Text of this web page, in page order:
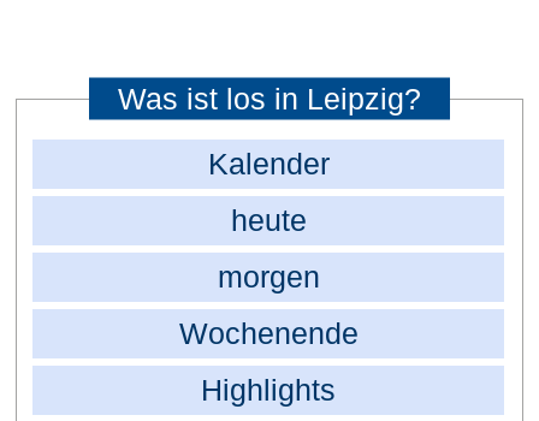
Was ist los in Leipzig?
Kalender
heute
morgen
Wochenende
Highlights